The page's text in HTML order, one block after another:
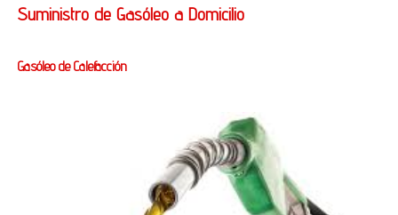
Suministro de Gasóleo a Domicilio
Gasóleo de Calefacción